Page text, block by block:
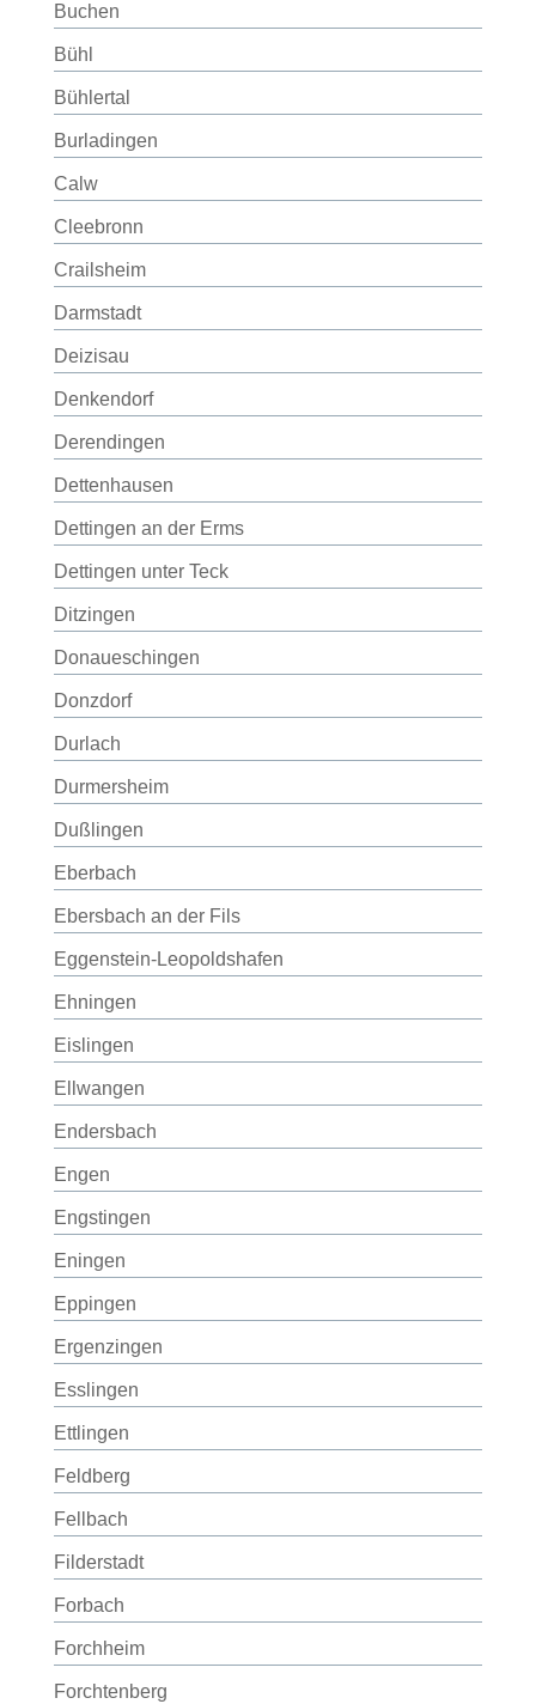
Buchen
Bühl
Bühlertal
Burladingen
Calw
Cleebronn
Crailsheim
Darmstadt
Deizisau
Denkendorf
Derendingen
Dettenhausen
Dettingen an der Erms
Dettingen unter Teck
Ditzingen
Donaueschingen
Donzdorf
Durlach
Durmersheim
Dußlingen
Eberbach
Ebersbach an der Fils
Eggenstein-Leopoldshafen
Ehningen
Eislingen
Ellwangen
Endersbach
Engen
Engstingen
Eningen
Eppingen
Ergenzingen
Esslingen
Ettlingen
Feldberg
Fellbach
Filderstadt
Forbach
Forchheim
Forchtenberg